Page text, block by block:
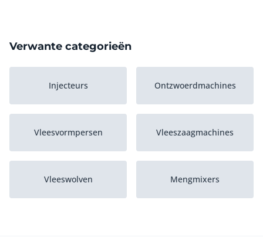
Verwante categorieën
Injecteurs Ontzwoerdmachines
Vleesvormpersen Vleeszaagmachines
Vleeswolven Mengmixers